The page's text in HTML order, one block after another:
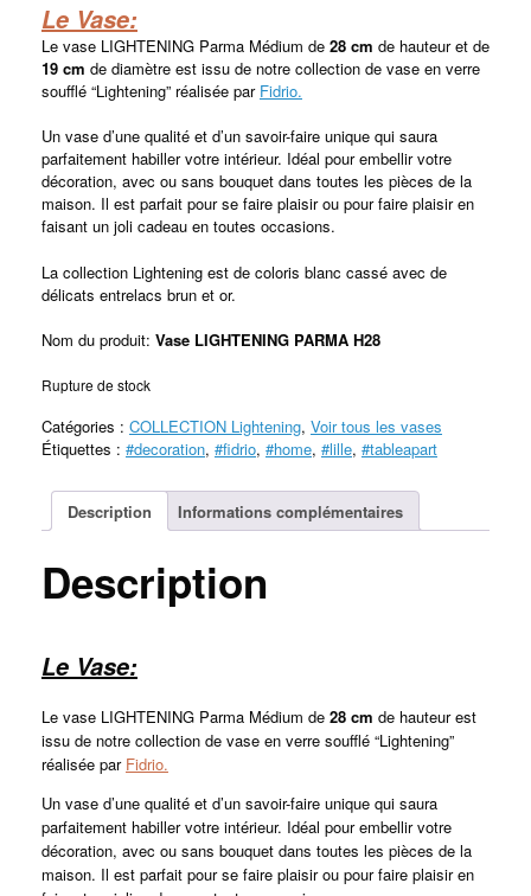
Le Vase:
Le vase LIGHTENING Parma Médium de 28 cm de hauteur et de
19 cm de diamètre est issu de notre collection de vase en verre
soufflé “Lightening” réalisée par Fidrio.
Un vase d’une qualité et d’un savoir-faire unique qui saura
parfaitement habiller votre intérieur. Idéal pour embellir votre
décoration, avec ou sans bouquet dans toutes les pièces de la
maison. Il est parfait pour se faire plaisir ou pour faire plaisir en
faisant un joli cadeau en toutes occasions.
La collection Lightening est de coloris blanc cassé avec de
délicats entrelacs brun et or.
Nom du produit: Vase LIGHTENING PARMA H28
Rupture de stock
Catégories : COLLECTION Lightening, Voir tous les vases
Étiquettes : #decoration, #fidrio, #home, #lille, #tableapart
Description Informations complémentaires
Description
Le Vase:
Le vase LIGHTENING Parma Médium de 28 cm de hauteur est
issu de notre collection de vase en verre soufflé “Lightening”
réalisée par Fidrio.
Un vase d’une qualité et d’un savoir-faire unique qui saura
parfaitement habiller votre intérieur. Idéal pour embellir votre
décoration, avec ou sans bouquet dans toutes les pièces de la
maison. Il est parfait pour se faire plaisir ou pour faire plaisir en